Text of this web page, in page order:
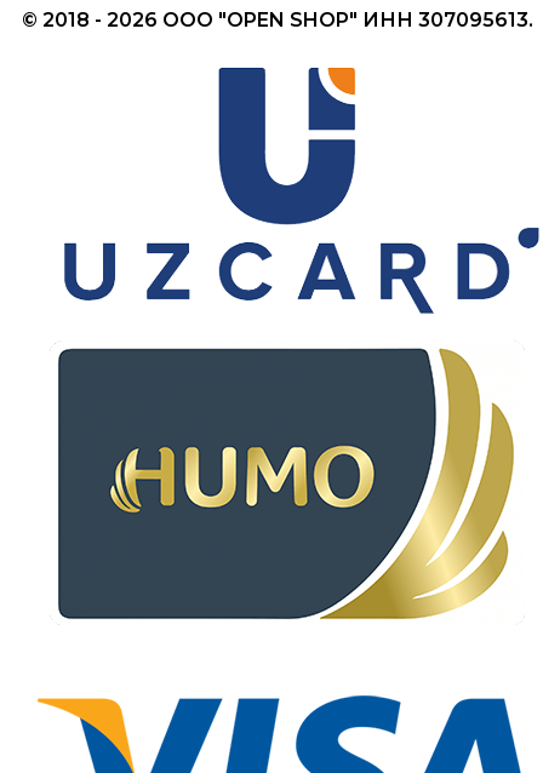
© 2018 - 2026 ООО "OPEN SHOP" ИНН 307095613.